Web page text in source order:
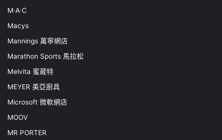
M·A·C
Macys
Mannings 萬寧網店
Marathon Sports 馬拉松
Melvita 蜜葳特
MEYER 美亞廚具
Microsoft 微軟網店
MOOV
MR PORTER